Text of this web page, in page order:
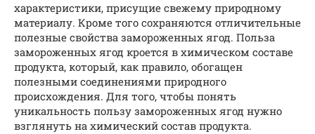
характеристики, присущие свежему природному
материалу. Кроме того сохраняются отличительные
полезные свойства замороженных ягод. Польза
замороженных ягод кроется в химическом составе
продукта, который, как правило, обогащен
полезными соединениями природного
происхождения. Для того, чтобы понять
уникальность пользу замороженных ягод нужно
взглянуть на химический состав продукта.